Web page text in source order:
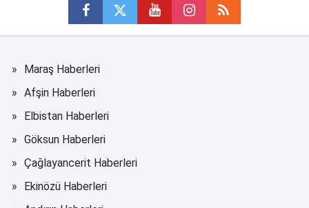
Maraş Haberleri
Afşin Haberleri
Elbistan Haberleri
Göksun Haberleri
Çağlayancerit Haberleri
Ekinözü Haberleri